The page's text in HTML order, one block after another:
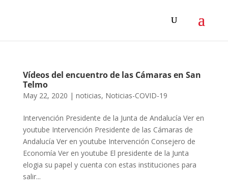
Vídeos del encuentro de las Cámaras en San
Telmo
May 22, 2020 | noticias, Noticias-COVID-19
Intervención Presidente de la Junta de Andalucía Ver en
youtube Intervención Presidente de las Cámaras de
Andalucía Ver en youtube Intervención Consejero de
Economía Ver en youtube El presidente de la Junta
elogia su papel y cuenta con estas instituciones para
salir...